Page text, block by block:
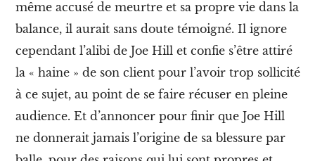
même accusé de meurtre et sa propre vie dans la
balance, il aurait sans doute témoigné. Il ignore
cependant l’alibi de Joe Hill et confie s’être attiré
la « haine » de son client pour l’avoir trop sollicité
à ce sujet, au point de se faire récuser en pleine
audience. Et d’annoncer pour finir que Joe Hill
ne donnerait jamais l’origine de sa blessure par
.
o
e
i
l
l
e
t